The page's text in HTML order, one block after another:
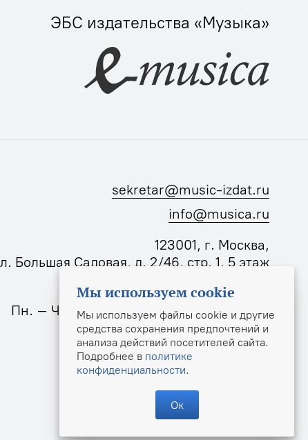
ЭБС издательства «Музыка»
sekretar@music-izdat.ru
info@musica.ru
123001, г. Москва,
Большая Садовая, д. 2/46, стр. 1, 5 этаж
Режим работы издательства:
Пн. – Чт.: 10:00–18:00, Пт.: 10:00–17:00
© Издательство «Музыка», 2025
Мы используем cookie
Мы используем файлы cookie и другие
средства сохранения предпочтений и
анализа действий посетителей сайта.
Подробнее в политике
конфиденциальности.
Ок